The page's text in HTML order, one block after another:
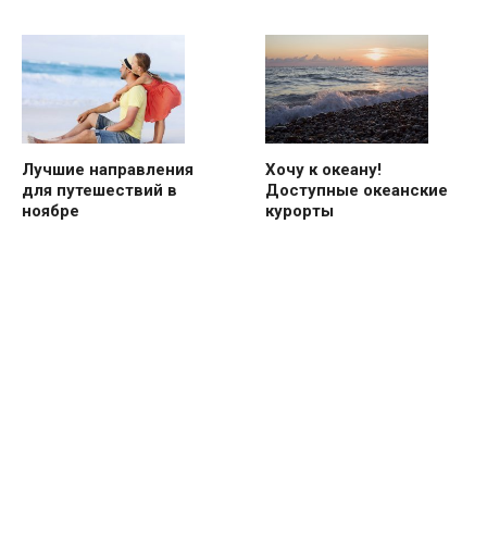
Лучшие направления
для путешествий в
ноябре
Хочу к океану!
Доступные океанские
курорты